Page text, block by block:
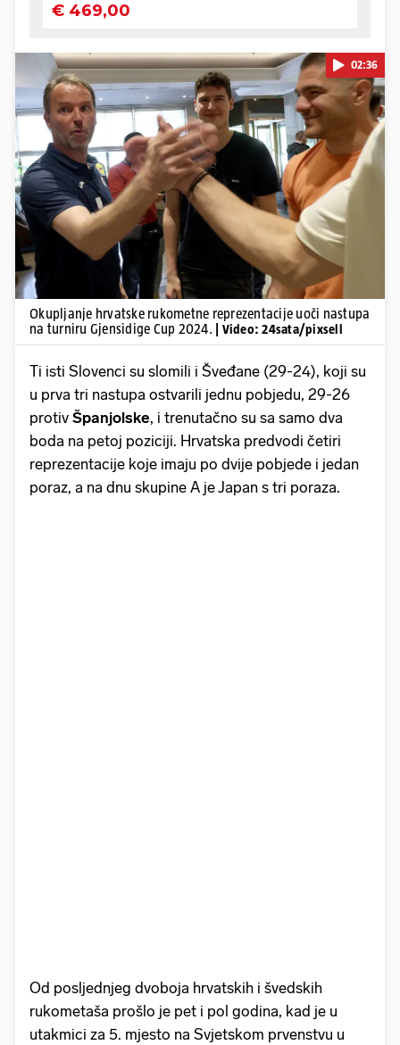
Pokretanje videa...
02:36
Okupljanje hrvatske rukometne reprezentacije uoči nastupa
na turniru Gjensidige Cup 2024.
| Video: 24sata/pixsell
Ti isti Slovenci su slomili i Šveđane (29-24), koji su
u prva tri nastupa ostvarili jednu pobjedu, 29-26
protiv Španjolske, i trenutačno su sa samo dva
boda na petoj poziciji. Hrvatska predvodi četiri
reprezentacije koje imaju po dvije pobjede i jedan
poraz, a na dnu skupine A je Japan s tri poraza.
Od posljednjeg dvoboja hrvatskih i švedskih
rukometaša prošlo je pet i pol godina, kad je u
utakmici za 5. mjesto na Svjetskom prvenstvu u